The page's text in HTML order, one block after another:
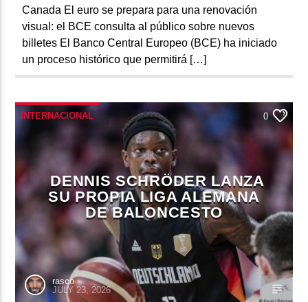
Canada El euro se prepara para una renovación
visual: el BCE consulta al público sobre nuevos
billetes El Banco Central Europeo (BCE) ha iniciado
un proceso histórico que permitirá […]
INTERNACIONAL 0
DENNIS SCHRÖDER LANZA
SU PROPIA LIGA ALEMANA
DE BALONCESTO
rasco
JULY 23, 2026